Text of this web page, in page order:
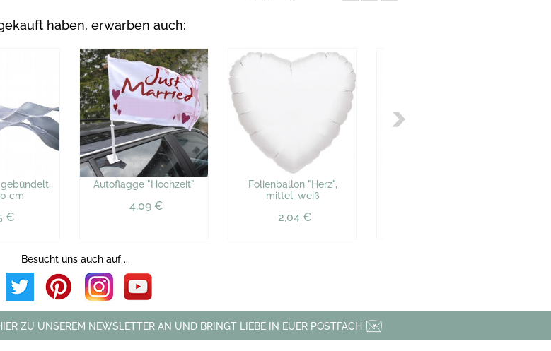
haben, erwarben auch:
gebündelt,
cm
€
Autoflagge "Hochzeit"
4,09 €
Folienballon "Herz",
mittel, weiß
2,04 €
Besucht uns auch auf ...
ZU UNSEREM NEWSLETTER AN UND BRINGT LIEBE IN EUER POSTFACH